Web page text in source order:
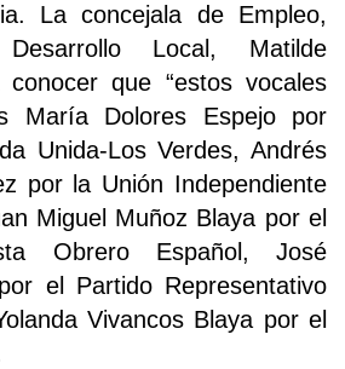
La concejala de Empleo,
Local, Matilde
que “estos vocales
María Dolores Espejo por
Unida-Los Verdes, Andrés
por la Unión Independiente
Miguel Muñoz Blaya por el
Obrero Español, José
el Partido Representativo
Vivancos Blaya por el